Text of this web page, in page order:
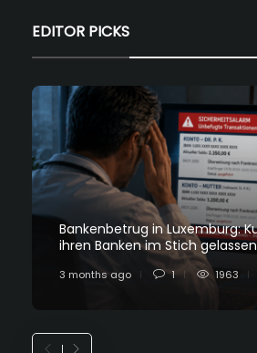
EDITOR PICKS
Bankenbetrug in Luxemburg:
ihren Banken im Stich
3 months ago 1 1963